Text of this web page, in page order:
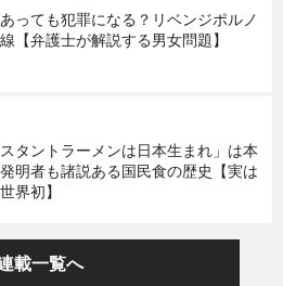
っても犯罪になる？リベンジポルノ
【弁護士が解説する男女問題】
スタントラーメンは日本生まれ」は本
明者も諸説ある国民食の歴史【実は
界初】
載一覧へ